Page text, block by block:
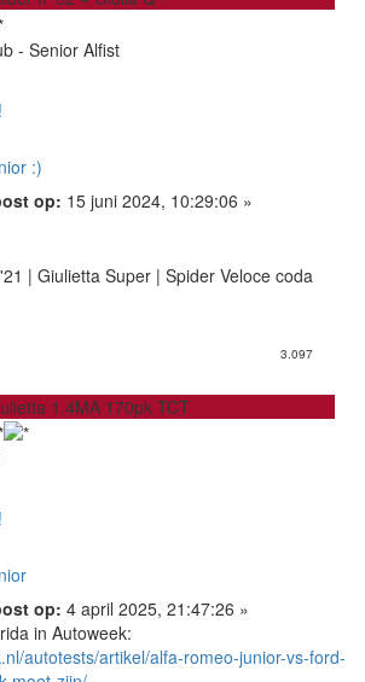
- Senior Alfist
:)
op: 15 juni 2024, 10:29:06 »
| Giulietta Super | Spider Veloce coda
3.097
1.4MA 170pk TCT
op: 4 april 2025, 21:47:26 »
in Autoweek:
autotests/artikel/alfa-romeo-junior-vs-ford-